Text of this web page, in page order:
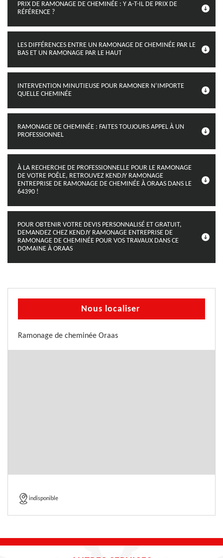
PRIX DE RAMONAGE DE CHEMINÉE : Y A-T-IL DE PRIX DE
RÉFÉRENCE ?
LES DIFFÉRENCES ENTRE UN RAMONAGE DE CHEMINÉE PAR LE
BAS ET UN RAMONAGE PAR LE HAUT
INTERVENTION MINUTIEUSE POUR RAMONER N’IMPORTE
QUELLE CHEMINÉE
RAMONAGE DE CHEMINÉE : FAITES TOUJOURS APPEL À UN
PROFESSIONNEL
À LA RECHERCHE DE PROFESSIONNELLE POUR LE RAMONAGE
DE VOTRE POÊLE, RETROUVEZ KENDJY RAMONAGE
ENTREPRISE DE RAMONAGE DE CHEMINÉE À ORAAS DANS LE
64390 !
POUR OBTENIR VOTRE DEVIS PERSONNALISÉ ET GRATUIT,
DEMANDEZ CHEZ KENDJY RAMONAGE ENTREPRISE DE
RAMONAGE DE CHEMINÉE POUR VOS TRAVAUX DANS CE
DOMAINE À ORAAS
Nous localiser
Ramonage de cheminée Oraas
indisponible